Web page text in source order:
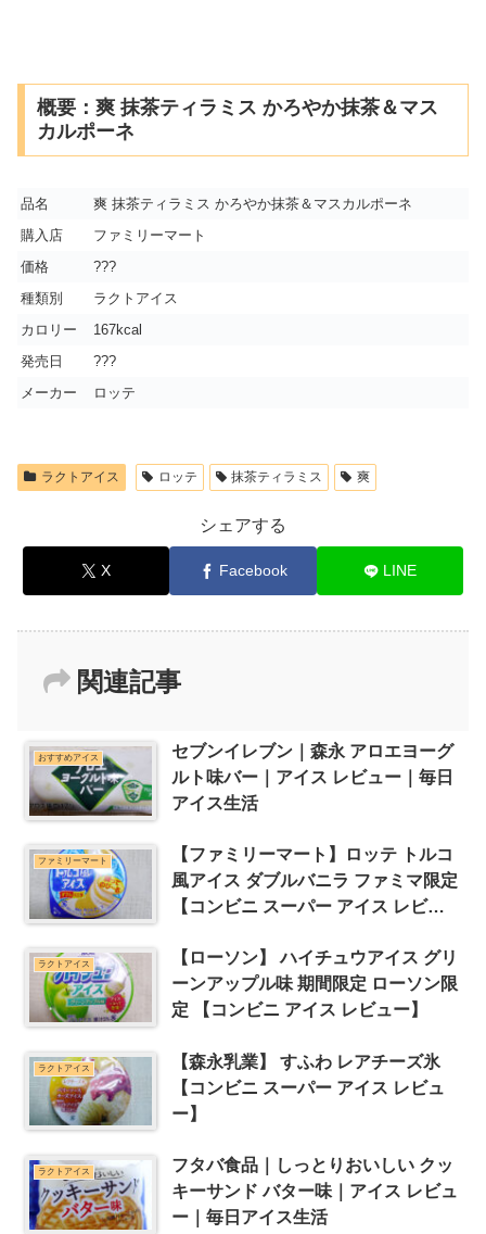
概要：爽 抹茶ティラミス かろやか抹茶＆マス
カルポーネ
品名
爽 抹茶ティラミス かろやか抹茶＆マスカルポーネ
購入店
ファミリーマート
価格
???
種類別
ラクトアイス
カロリー
167kcal
発売日
???
メーカー
ロッテ
ラクトアイス ロッテ 抹茶ティラミス 爽
シェアする
X Facebook LINE
関連記事
おすすめアイス
セブンイレブン｜森永 アロエヨーグ
ルト味バー｜アイス レビュー｜毎日
アイス生活
ファミリーマート
【ファミリーマート】ロッテ トルコ
風アイス ダブルバニラ ファミマ限定
【コンビニ スーパー アイス レビュ
ラクトアイス
【ローソン】 ハイチュウアイス グリ
ーンアップル味 期間限定 ローソン限
定 【コンビニ アイス レビュー】
ラクトアイス
【森永乳業】 すふわ レアチーズ氷
【コンビニ スーパー アイス レビュ
ー】
ラクトアイス
フタバ食品｜しっとりおいしい クッ
キーサンド バター味｜アイス レビュ
ー｜毎日アイス生活